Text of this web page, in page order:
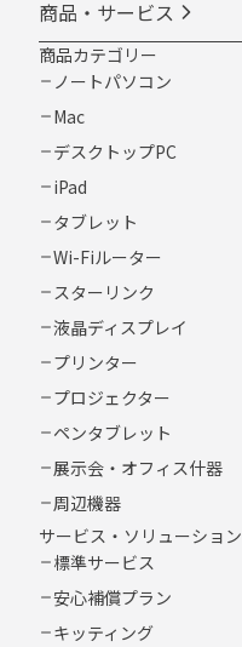
商品・サービス
商品カテゴリー
ノートパソコン
Mac
デスクトップPC
iPad
タブレット
Wi-Fiルーター
スターリンク
液晶ディスプレイ
プリンター
プロジェクター
ペンタブレット
展示会・オフィス什器
周辺機器
サービス・ソリューション
標準サービス
安心補償プラン
キッティング